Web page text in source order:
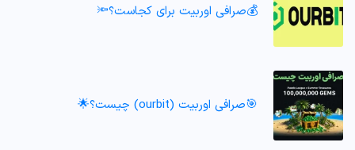
💰صرافی اوربیت برای کجاست؟🔦
🎯صرافی اوربیت (ourbit) چیست؟🌟